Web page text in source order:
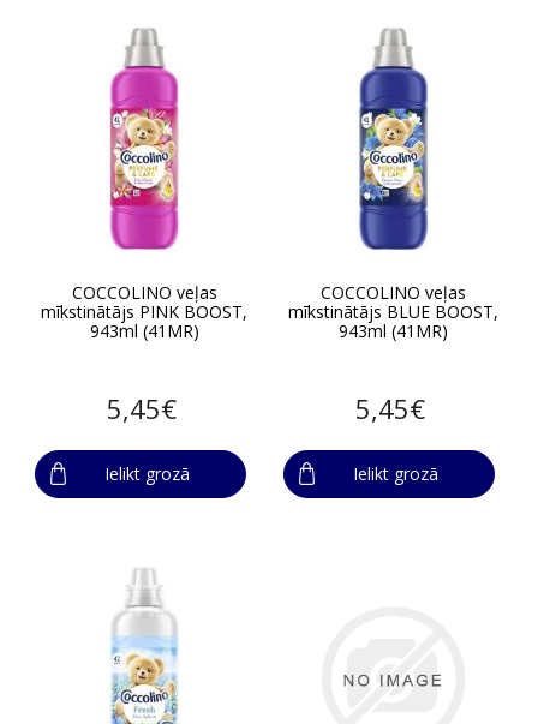
COCCOLINO veļas
mīkstinātājs PINK BOOST,
943ml (41MR)
5,45€
Ielikt grozā
COCCOLINO veļas
mīkstinātājs BLUE BOOST,
943ml (41MR)
5,45€
Ielikt grozā